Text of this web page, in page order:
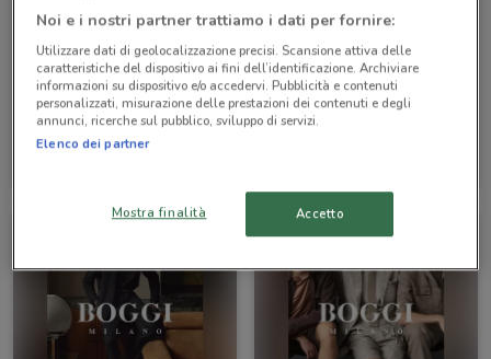
Boggi
Noi e i nostri partner trattiamo i dati per fornire:
Utilizzare dati di geolocalizzazione precisi. Scansione attiva delle
caratteristiche del dispositivo ai fini dell’identificazione. Archiviare
informazioni su dispositivo e/o accedervi. Pubblicità e contenuti
personalizzati, misurazione delle prestazioni dei contenuti e degli
annunci, ricerche sul pubblico, sviluppo di servizi.
Elenco dei partner
Mostra finalità Accetto